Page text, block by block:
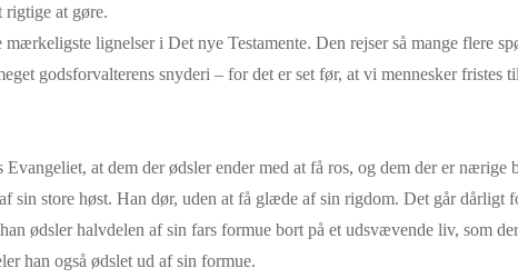
rigtige at gøre.
lignelser i Det nye Testamente. Den rejser så mange flere
godsforvalterens snyderi – for det er set før, at vi mennesker fristes
at dem der ødsler ender med at få ros, og dem der er
store høst. Han dør, uden at få glæde af sin rigdom. Det går dårligt
ødsler halvdelen af sin fars formue bort på et udsvævende liv, som
han også ødslet ud af sin formue.